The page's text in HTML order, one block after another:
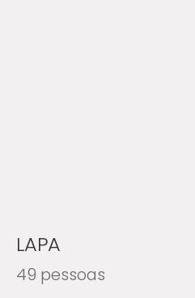
LAPA
49 pessoas